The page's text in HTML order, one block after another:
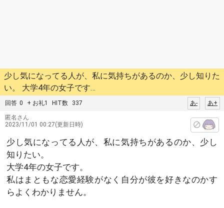
少し気になってる人が、私に気持ちがあるのか、少し知りた
い。 大学4年の女子です…
回答 0 + お礼1 HIT数 337 あ+
あ-
匿名さん
2023/11/01 00:27(更新日時)
少し気になってる人が、私に気持ちがあるのか、少し
知りたい。
大学4年の女子です。
私はまともな恋愛経験がなく自分が彼を好きなのかす
らよくわかりません。